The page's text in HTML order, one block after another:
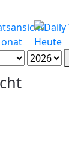
Heute